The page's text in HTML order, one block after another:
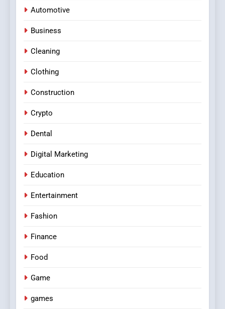
Automotive
Business
Cleaning
Clothing
Construction
Crypto
Dental
Digital Marketing
Education
Entertainment
Fashion
Finance
Food
Game
games